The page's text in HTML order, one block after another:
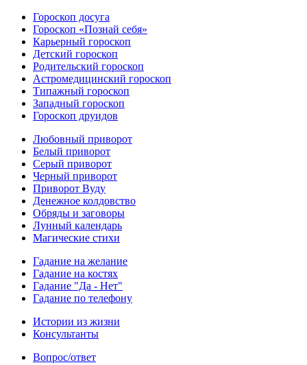
Гороскоп досуга
Гороскоп «Познай себя»
Карьерный гороскоп
Детский гороскоп
Родительский гороскоп
Астромедицинский гороскоп
Типажный гороскоп
Западный гороскоп
Гороскоп друидов
Любовный приворот
Белый приворот
Серый приворот
Черный приворот
Приворот Вуду
Денежное колдовство
Обряды и заговоры
Лунный календарь
Магические стихи
Гадание на желание
Гадание на костях
Гадание "Да - Нет"
Гадание по телефону
Истории из жизни
Консультанты
Вопрос/ответ